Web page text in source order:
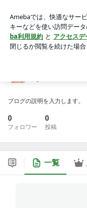
アプリをダウンロード
ょう。
ブログの説明を入力します。
0
フォロワー
0
投稿
一覧